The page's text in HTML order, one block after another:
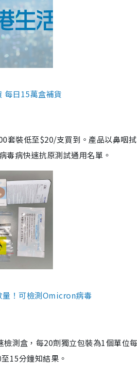
每日15萬盒補貨
套裝低至$20/支買到。產品以鼻咽
毒病快速抗原測試通用名單。
量！可檢測Omicron病毒
測盒，每20劑獨立包裝為1個單位
15分鐘知結果。